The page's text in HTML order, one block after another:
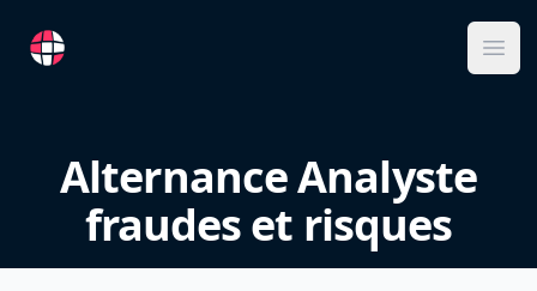
RemoteFR
Alternance Analyste
fraudes et risques